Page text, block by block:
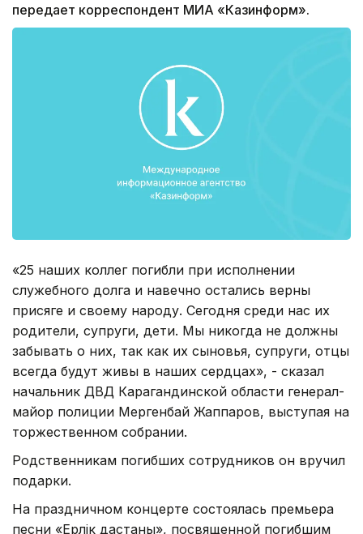
передает корреспондент МИА «Казинформ».
«25 наших коллег погибли при исполнении
служебного долга и навечно остались верны
присяге и своему народу. Сегодня среди нас их
родители, супруги, дети. Мы никогда не должны
забывать о них, так как их сыновья, супруги, отцы
всегда будут живы в наших сердцах», - сказал
начальник ДВД Карагандинской области генерал-
майор полиции Мергенбай Жаппаров, выступая на
торжественном собрании.
Родственникам погибших сотрудников он вручил
подарки.
На праздничном концерте состоялась премьера
песни «Ерлік дастаны», посвященной погибшим